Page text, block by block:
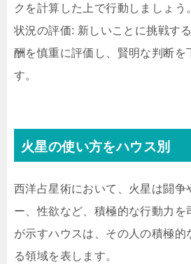
クを計算した上で行動しましょう。
状況の評価: 新しいことに挑戦す
酬を慎重に評価し、賢明な判断を
す。
火星の使い方をハウス別
西洋占星術において、火星は闘争
ー、性欲など、積極的な行動力を
が示すハウスは、その人の積極的
る領域を表します。